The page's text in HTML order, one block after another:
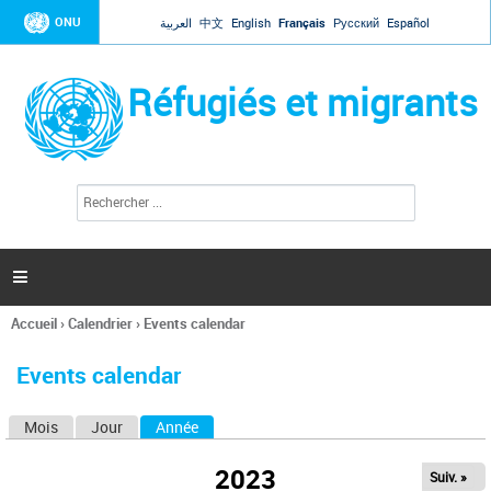
Jump to navigation
ONU العربية 中文 English Français Русский Español
Réfugiés et migrants
l
c
h
e

Vous
ici
Accueil›Calendrier› Events calendar
Events calendar
Mois Jour Année
2023 Suiv. »